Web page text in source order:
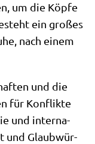
um die Köp­fe
ein gro­ßes
nach einem
und die
für Kon­flik­te
und inter­na­
und Glaub­wür­